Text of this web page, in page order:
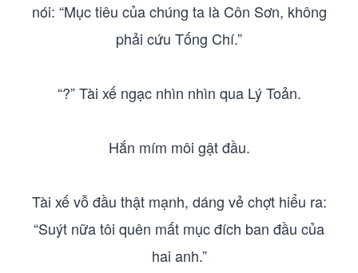
nói: “Mục tiêu của chúng ta là Côn Sơn, không
phải cứu Tống Chí.”
“?” Tài xế ngạc nhìn nhìn qua Lý Toản.
Hắn mím môi gật đầu.
Tài xế vỗ đầu thật mạnh, dáng vẻ chợt hiểu ra:
“Suýt nữa tôi quên mất mục đích ban đầu của
hai anh.”